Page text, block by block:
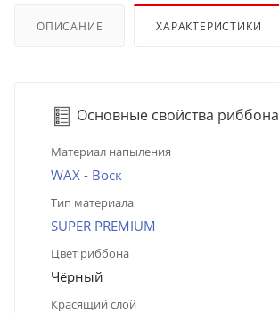
ОПИСАНИЕ ХАРАКТЕРИСТИКИ
Основные свойства риббона
Материал напыления
WAX - Воск
Тип материала
SUPER PREMIUM
Цвет риббона
Чёрный
Красящий слой